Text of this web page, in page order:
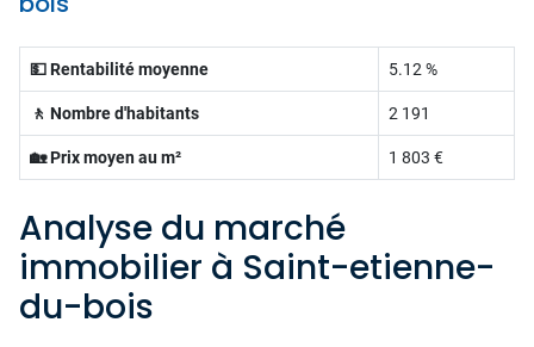
💵 Rentabilité moyenne 5.12 %
🚶 Nombre d'habitants 2 191
🏡 Prix moyen au m² 1 803 €
Analyse du marché
immobilier à Saint-etienne-
du-bois